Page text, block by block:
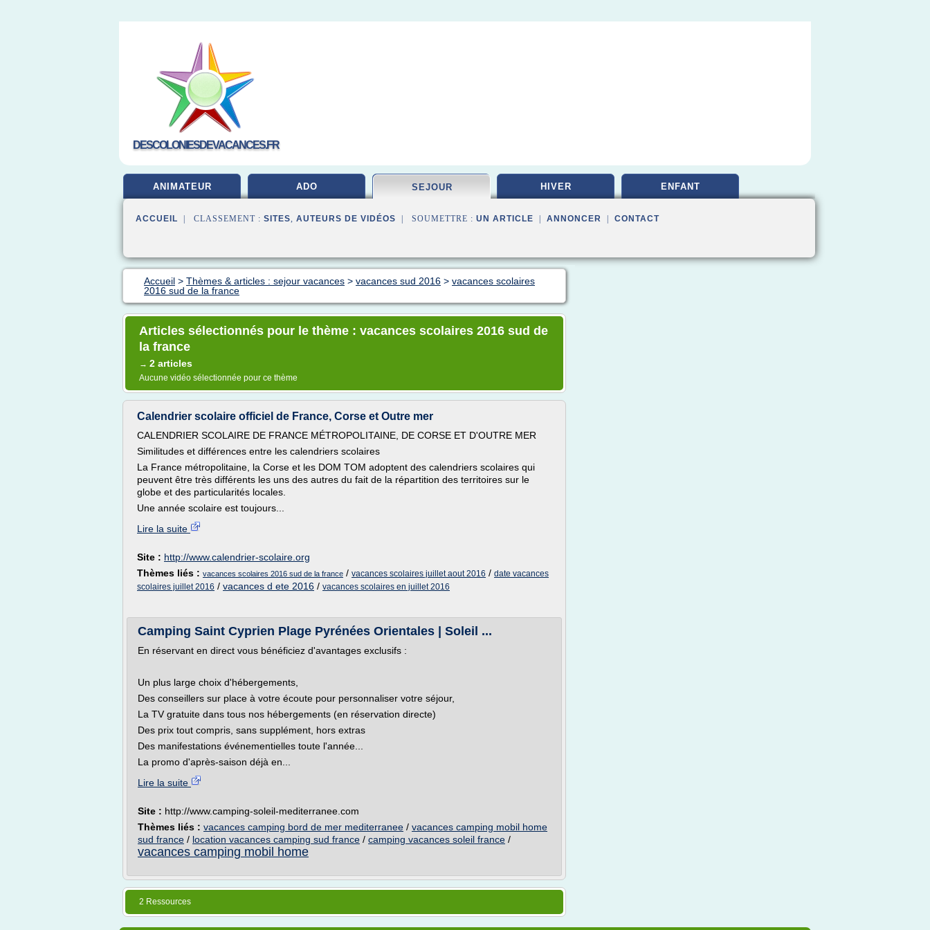
DESCOLONIESDEVACANCES.FR
ANIMATEUR ADO SEJOUR HIVER ENFANT
ACCUEIL | CLASSEMENT : SITES, AUTEURS DE VIDÉOS | SOUMETTRE : UN ARTICLE ANNONCER CONTACT
Accueil > Thèmes & articles : sejour vacances > vacances sud 2016 > vacances scolaires
2016 sud de la france
Articles sélectionnés pour le thème : vacances scolaires 2016 sud de
la france
→ 2 articles
Aucune vidéo sélectionnée pour ce thème
Calendrier scolaire officiel de France, Corse et Outre mer
CALENDRIER SCOLAIRE DE FRANCE MÉTROPOLITAINE, DE CORSE ET D'OUTRE MER
Similitudes et différences entre les calendriers scolaires
La France métropolitaine, la Corse et les DOM TOM adoptent des calendriers scolaires qui
peuvent être très différents les uns des autres du fait de la répartition des territoires sur le
globe et des particularités locales.
Une année scolaire est toujours...
Lire la suite
Site : http://www.calendrier-scolaire.org
Thèmes liés : vacances scolaires 2016 sud de la france / vacances scolaires juillet aout 2016 / date vacances
scolaires juillet 2016 / vacances d ete 2016 / vacances scolaires en juillet 2016
Camping Saint Cyprien Plage Pyrénées Orientales | Soleil ...
En réservant en direct vous bénéficiez d'avantages exclusifs :
Un plus large choix d'hébergements,
Des conseillers sur place à votre écoute pour personnaliser votre séjour,
La TV gratuite dans tous nos hébergements (en réservation directe)
Des prix tout compris, sans supplément, hors extras
Des manifestations événementielles toute l'année...
La promo d'après-saison déjà en...
Lire la suite
Site : http://www.camping-soleil-mediterranee.com
Thèmes liés : vacances camping bord de mer mediterranee / vacances camping mobil home
sud france / location vacances camping sud france / camping vacances soleil france /
vacances camping mobil home
2 Ressources